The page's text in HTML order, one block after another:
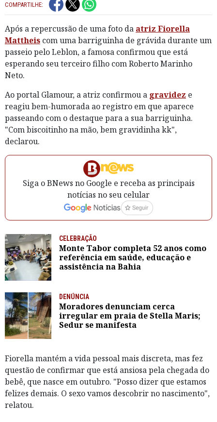
COMPARTILHE:
Após a repercussão de uma foto da atriz Fiorella
Mattheis com uma barriguinha de grávida durante um
passeio pelo Leblon, a famosa confirmou que está
esperando seu terceiro filho com Roberto Marinho
Neto.
Ao portal Glamour, a atriz confirmou a gravidez e
reagiu bem-humorada ao registro em que aparece
passeando com o destaque para a sua barriguinha.
"Com biscoitinho na mão, bem gravidinha kk",
declarou.
Siga o BNews no Google e receba as principais
notícias no seu celular
CELEBRAÇÃO
Monte Tabor completa 52 anos como
referência em saúde, educação e
assistência na Bahia
DENÚNCIA
Moradores denunciam cerca
irregular em praia de Stella Maris;
Sedur se manifesta
Fiorella mantém a vida pessoal mais discreta, mas fez
questão de confirmar que está ansiosa pela chegada do
bebê, que nasce em outubro. "Posso dizer que estamos
felizes demais. O sexo vamos descobrir no nascimento",
relatou.